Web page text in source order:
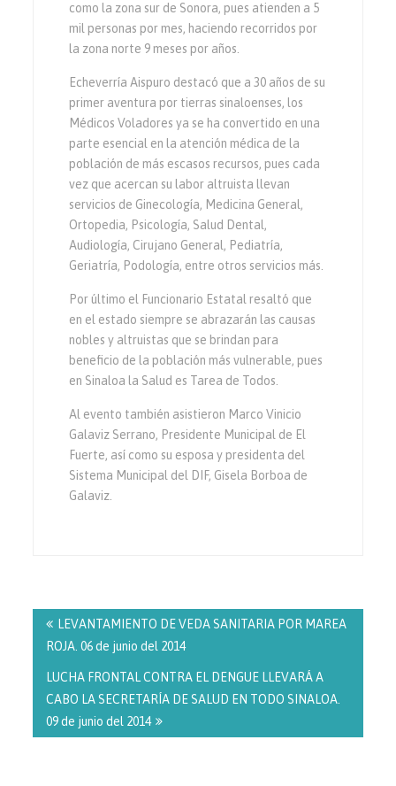
como la zona sur de Sonora, pues atienden a 5
mil personas por mes, haciendo recorridos por
la zona norte 9 meses por años.
Echeverría Aispuro destacó que a 30 años de su
primer aventura por tierras sinaloenses, los
Médicos Voladores ya se ha convertido en una
parte esencial en la atención médica de la
población de más escasos recursos, pues cada
vez que acercan su labor altruista llevan
servicios de Ginecología, Medicina General,
Ortopedia, Psicología, Salud Dental,
Audiología, Cirujano General, Pediatría,
Geriatría, Podología, entre otros servicios más.
Por último el Funcionario Estatal resaltó que
en el estado siempre se abrazarán las causas
nobles y altruistas que se brindan para
beneficio de la población más vulnerable, pues
en Sinaloa la Salud es Tarea de Todos.
Al evento también asistieron Marco Vinicio
Galaviz Serrano, Presidente Municipal de El
Fuerte, así como su esposa y presidenta del
Sistema Municipal del DIF, Gisela Borboa de
Galaviz.
de
entradas
LEVANTAMIENTO DE VEDA SANITARIA POR MAREA
ROJA. 06 de junio del 2014
LUCHA FRONTAL CONTRA EL DENGUE LLEVARÁ A
CABO LA SECRETARÍA DE SALUD EN TODO SINALOA.
09 de junio del 2014